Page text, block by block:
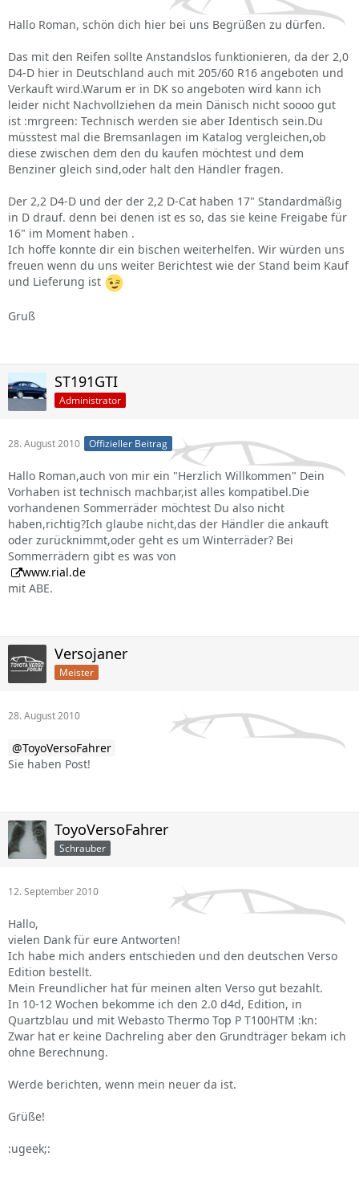
Hallo Roman, schön dich hier bei uns Begrüßen zu dürfen.
Das mit den Reifen sollte Anstandslos funktionieren, da der 2,0
D4-D hier in Deutschland auch mit 205/60 R16 angeboten und
Verkauft wird.Warum er in DK so angeboten wird kann ich
leider nicht Nachvollziehen da mein Dänisch nicht soooo gut
ist :mrgreen: Technisch werden sie aber Identisch sein.Du
müsstest mal die Bremsanlagen im Katalog vergleichen,ob
diese zwischen dem den du kaufen möchtest und dem
Benziner gleich sind,oder halt den Händler fragen.
Der 2,2 D4-D und der der 2,2 D-Cat haben 17" Standardmäßig
in D drauf. denn bei denen ist es so, das sie keine Freigabe für
16" im Moment haben .
Ich hoffe konnte dir ein bischen weiterhelfen. Wir würden uns
freuen wenn du uns weiter Berichtest wie der Stand beim Kauf
und Lieferung ist
Gruß
ST191GTI
Administrator
28. August 2010 Offizieller Beitrag
Hallo Roman,auch von mir ein "Herzlich Willkommen" Dein
Vorhaben ist technisch machbar,ist alles kompatibel.Die
vorhandenen Sommerräder möchtest Du also nicht
haben,richtig?Ich glaube nicht,das der Händler die ankauft
oder zurücknimmt,oder geht es um Winterräder? Bei
Sommerrädern gibt es was von
www.rial.de
mit ABE.
Versojaner
Meister
28. August 2010
ToyoVersoFahrer
Sie haben Post!
ToyoVersoFahrer
Schrauber
12. September 2010
Hallo,
vielen Dank für eure Antworten!
Ich habe mich anders entschieden und den deutschen Verso
Edition bestellt.
Mein Freundlicher hat für meinen alten Verso gut bezahlt.
In 10-12 Wochen bekomme ich den 2.0 d4d, Edition, in
Quartzblau und mit Webasto Thermo Top P T100HTM :kn:
Zwar hat er keine Dachreling aber den Grundträger bekam ich
ohne Berechnung.
Werde berichten, wenn mein neuer da ist.
Grüße!
:ugeek;: